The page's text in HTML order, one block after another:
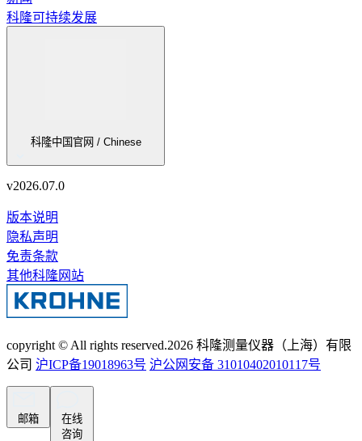
科隆可持续发展
科隆中国官网 / Chinese
v2026.07.0
版本说明
隐私声明
免责条款
其他科隆网站
copyright © All rights reserved.2026 科隆测量仪器（上海）有限
公司 沪ICP备19018963号 沪公网安备 31010402010117号
邮箱
在线
咨询